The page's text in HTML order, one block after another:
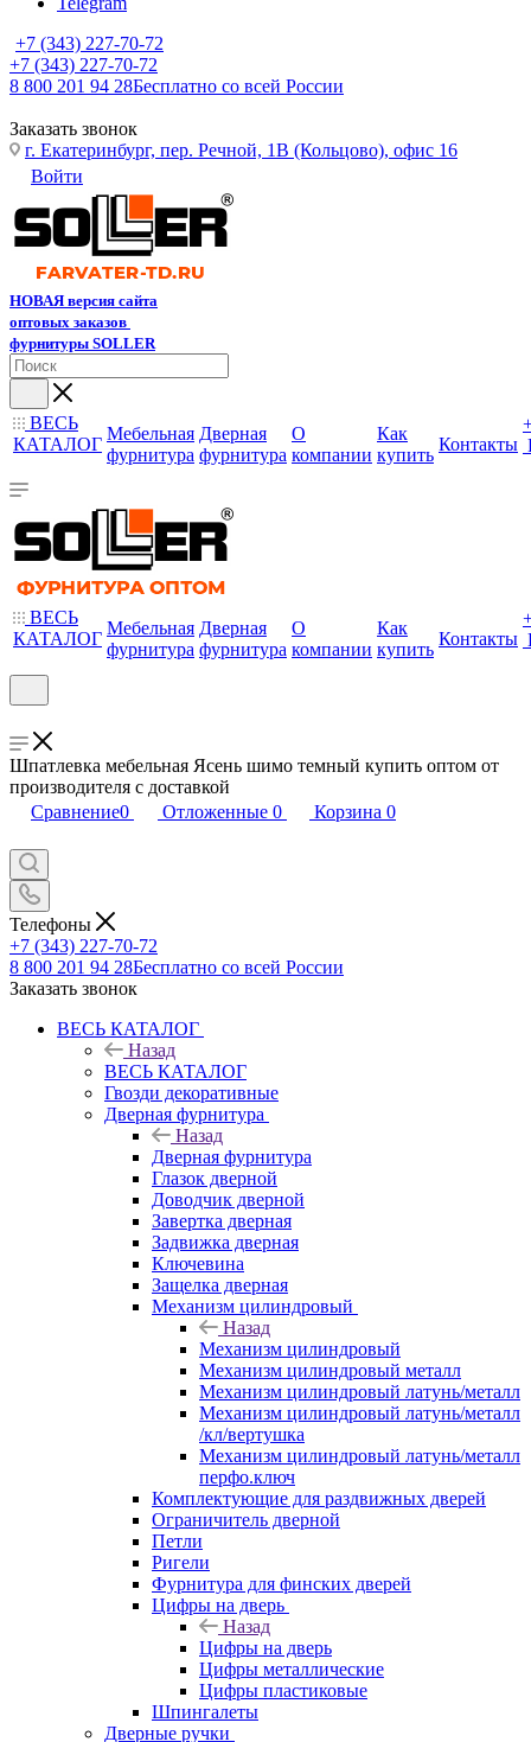
+7 (343) 227-70-72
+7 (343) 227-70-72
8 800 201 94 28Бесплатно со всей России
Заказать звонок
г. Екатеринбург, пер. Речной, 1В (Кольцово), офис 16
Войти
НОВАЯ версия сайта
оптовых заказов
фурнитуры SOLLER
ВЕСЬ
КАТАЛОГ
Мебельная
фурнитура
Дверная
фурнитура
О
компании
Как
купить
Контакты
ВЕСЬ
КАТАЛОГ
Мебельная
фурнитура
Дверная
фурнитура
О
компании
Как
купить
Контакты
Шпатлевка мебельная Ясень шимо темный купить оптом от
производителя с доставкой
Сравнение0 Отложенные 0 Корзина 0
Телефоны
+7 (343) 227-70-72
8 800 201 94 28Бесплатно со всей России
Заказать звонок
ВЕСЬ КАТАЛОГ
Назад
ВЕСЬ КАТАЛОГ
Гвозди декоративные
Дверная фурнитура
Назад
Дверная фурнитура
Глазок дверной
Доводчик дверной
Завертка дверная
Задвижка дверная
Ключевина
Защелка дверная
Механизм цилиндровый
Назад
Механизм цилиндровый
Механизм цилиндровый металл
Механизм цилиндровый латунь/металл
Механизм цилиндровый латунь/металл
/кл/вертушка
Механизм цилиндровый латунь/металл
перфо.ключ
Комплектующие для раздвижных дверей
Ограничитель дверной
Петли
Ригели
Фурнитура для финских дверей
Цифры на дверь
Назад
Цифры на дверь
Цифры металлические
Цифры пластиковые
Шпингалеты
Дверные ручки